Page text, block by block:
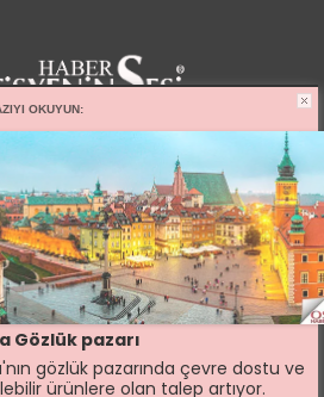
bültenine abone olarak, tarafınıza
içerikli e-postaların
Tüm Hakları Saklıdır.
ilk sen haberdar ol.
Ver Sonra
OKUYUN:
Gözlük pazarı
gözlük pazarında çevre dostu ve
ürünlere olan talep artıyor.